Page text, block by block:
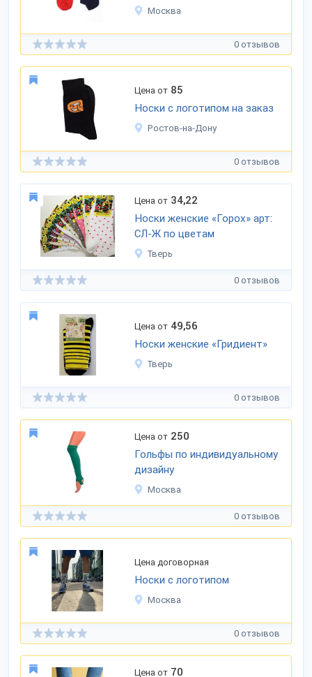
Москва
0 отзывов
Цена от 85
Носки с логотипом на заказ
Ростов-на-Дону
0 отзывов
Цена от 34,22
Носки женские «Горох» арт:
СЛ-Ж по цветам
Тверь
0 отзывов
Цена от 49,56
Носки женские «Гридиент»
Тверь
0 отзывов
Цена от 250
Гольфы по индивидуальному
дизайну
Москва
0 отзывов
Цена договорная
Носки с логотипом
Москва
0 отзывов
Цена от 70